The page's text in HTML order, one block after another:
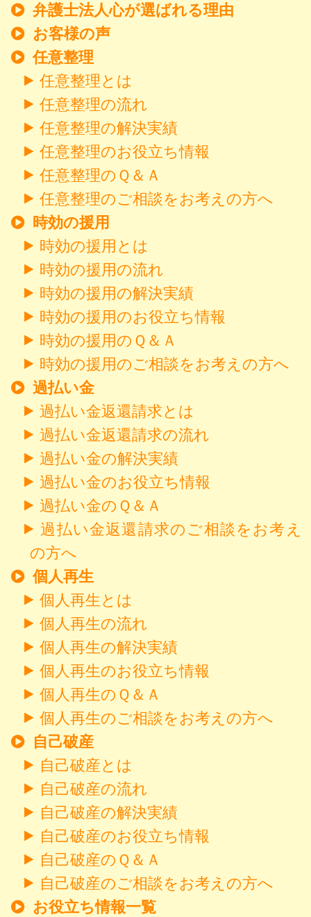
弁護士法人心が選ばれる理由
お客様の声
任意整理
任意整理とは
任意整理の流れ
任意整理の解決実績
任意整理のお役立ち情報
任意整理のＱ＆Ａ
任意整理のご相談をお考えの方へ
時効の援用
時効の援用とは
時効の援用の流れ
時効の援用の解決実績
時効の援用のお役立ち情報
時効の援用のＱ＆Ａ
時効の援用のご相談をお考えの方へ
過払い金
過払い金返還請求とは
過払い金返還請求の流れ
過払い金の解決実績
過払い金のお役立ち情報
過払い金のＱ＆Ａ
過払い金返還請求のご相談をお考え
の方へ
個人再生
個人再生とは
個人再生の流れ
個人再生の解決実績
個人再生のお役立ち情報
個人再生のＱ＆Ａ
個人再生のご相談をお考えの方へ
自己破産
自己破産とは
自己破産の流れ
自己破産の解決実績
自己破産のお役立ち情報
自己破産のＱ＆Ａ
自己破産のご相談をお考えの方へ
お役立ち情報一覧